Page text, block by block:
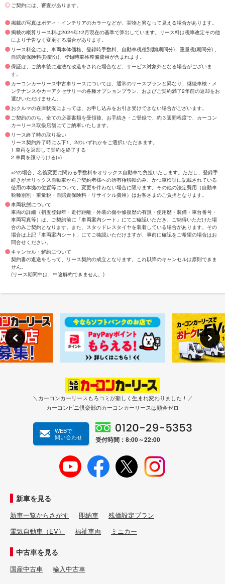
ご契約には、審査があります。
掲載の写真はボディ・インテリアのカラーなどが、実物と異なって見える場合があります。
掲載の概算リース料は2024年12月現在の基準で算出しています。リース料は税率改定その他
により予告なく変更する場合があります。
リース料金には、車両本体価格、登録時手数料、自動車税種別割(期間分)、重量税(期間分) 、
自賠責保険料(期間分)、登録時車検整備費用が含まれます。
保証は、ご納車後に違法な改造をされた場合など、サービス対象外となる場合がございま
す。
カーコンカーリース中古車リースについては、通常のリースプランと異なり、継続車検・メ
ンテナンスやカーアクセサリーの各種オプションプラン、およびご契約満了2年前の返却をお
選びいただけません。
おクルマの在庫状況によっては、お申し込みをお引き受けできない場合がございます。
ご契約ののち、全ての必要書類を受領後、お手続き・ご登録で、約３週間程度で、カーコン
カーリース取扱店舗にてご納車いたします。
リース終了時の取り扱い
リース契約終了時に以下1、2のいずれかをご選択いただきます。
1 車両を返却して契約を終了する
2 車両を譲りうける(※)
※2の場合、名義変更に関わる手数料をオリックス自動車で負担いたします。ただし、登録手
続きがオリックス自動車からご契約者様への所有権移転のみ、かつ車検証に記載されている
使用の本拠の位置等について、変更を伴わない場合に限ります。その他の法定費用（自動車
税種別割・重量税・自賠責保険料・リサイクル費用）はお客さまのご負担となります。
車両状態について
車両の詳細（初度登録年・走行距離・外装の傷や修復歴の有無・使用歴・装備・車台番号・
車両写真等）は、ご契約前に「車両案内シート」にてご確認いただき、ご納得いただけた場
合のみご契約となります。また、スタッドレスタイヤを装着している場合があります。その
場合は上記「車両案内シート」にてご確認いただけますが、事前に確認をご希望の場合はお
問合せください。
キャンセル・解約について
契約書の返送をもって、リース契約の成立となります。これ以降のキャンセルは原則できま
せん。
(リース期間中は、中途解約できません。)
＼カーコンカーリースもろコミが新しく生まれ変わりました！／
カーコンビニ倶楽部のカーコンカーリースは頭金ゼロ
WEBで
問い合わせ
受付時間：8:00～22:00
新車を見る
新車一覧からさがす 即納車
残価設定プラン
電気自動車（EV）
福祉車両 ミニカー
中古車を見る
国産中古車 輸入中古車